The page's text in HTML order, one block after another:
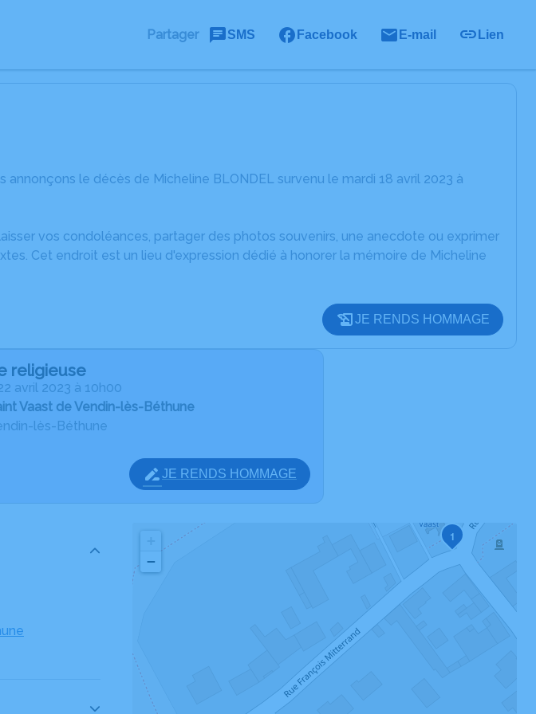
Partager SMS Facebook E-mail Lien
annonçons le décès de Micheline BLONDEL survenu le mardi 18 avril 2023 à
vos condoléances, partager des photos souvenirs, une anecdote ou exprimer
Cet endroit est un lieu d'expression dédié à honorer la mémoire de Micheline
JE RENDS HOMMAGE
religieuse
avril 2023 à 10h00
Vaast de Vendin-lès-Béthune
lès-Béthune
JE RENDS HOMMAGE
1
−